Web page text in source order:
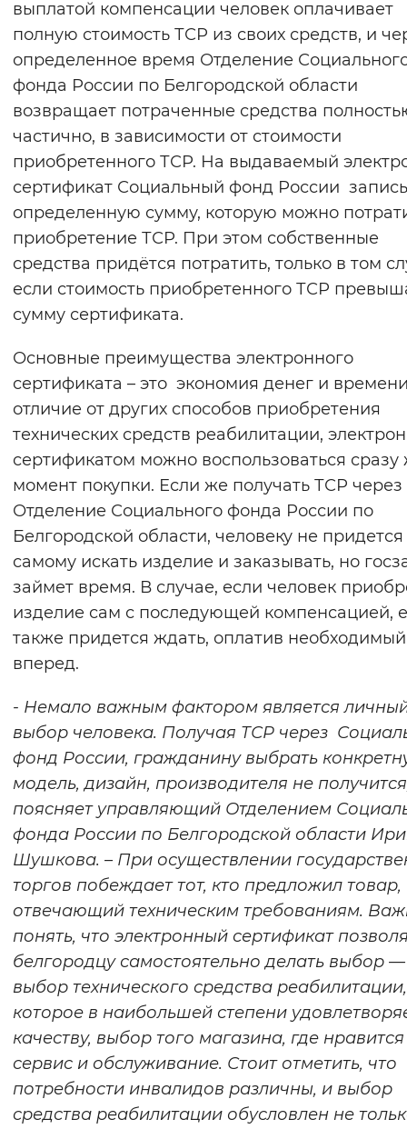
выплатой компенсации человек оплачивает
полную стоимость ТСР из своих средств, и
определенное время Отделение
фонда России по Белгородской области
возвращает потраченные средства
частично, в зависимости от стоимости
приобретенного ТСР. На выдаваемый
сертификат Социальный фонд России
определенную сумму, которую можно
приобретение ТСР. При этом собственные
средства придётся потратить, только в том
если стоимость приобретенного ТСР
сумму сертификата.
Основные преимущества электронного
сертификата – это экономия денег и
отличие от других способов приобретения
технических средств реабилитации,
сертификатом можно воспользоваться
момент покупки. Если же получать ТСР через
Отделение Социального фонда России по
Белгородской области, человеку не придется
самому искать изделие и заказывать, но
займет время. В случае, если человек
изделие сам с последующей компенсацией,
также придется ждать, оплатив
вперед.
- Немало важным фактором является
выбор человека. Получая ТСР через
фонд России, гражданину выбрать
модель, дизайн, производителя не
поясняет управляющий Отделением
фонда России по Белгородской области
Шушкова. – При осуществлении
торгов побеждает тот, кто предложил товар,
отвечающий техническим требованиям.
понять, что электронный сертификат
белгородцу самостоятельно делать выбор —
выбор технического средства реабилитации,
которое в наибольшей степени
качеству, выбор того магазина, где нравится
сервис и обслуживание. Стоит отметить, что
потребности инвалидов различны, и выбор
средства реабилитации обусловлен не